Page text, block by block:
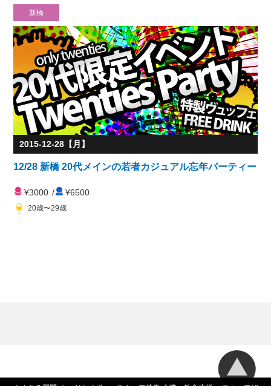
新橋
2015-12-28【月】
12/28 新橋 20代メインの若者カジュアル忘年パーティー
¥3000 / ¥6500
20歳〜29歳